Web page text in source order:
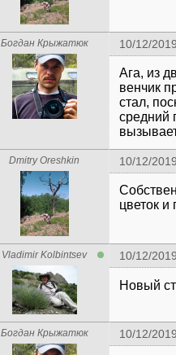
Богдан Крыжатюк 10/12/
Ага, из
венчик
стал,
средний
Dmitry Oreshkin 10/12/
цветок и
Vladimir Kolbintsev 10/12/
Новый
Богдан Крыжатюк 10/12/